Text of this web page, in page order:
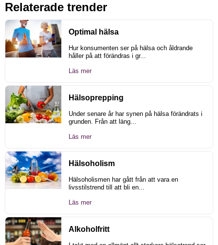
Relaterade trender
Optimal hälsa
Hur konsumenten ser på hälsa och åldrande
håller på att förändras i gr...
Läs mer
Hälsoprepping
Under senare år har synen på hälsa förändrats i
grunden. Från att läng...
Läs mer
Hälsoholism
Hälsoholismen har gått från att vara en
livsstilstrend till att bli en...
Läs mer
Alkoholfritt